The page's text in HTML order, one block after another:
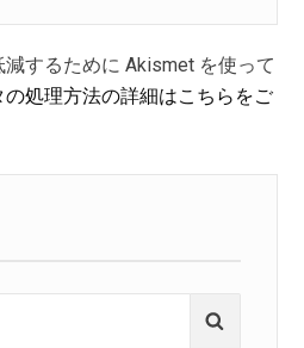
するために Akismet を使って
の処理方法の詳細はこちらをご